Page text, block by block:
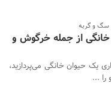
سگ و گربه
از جمله خرگوش و
یک حیوان خانگی می‌پردازید،
را ...